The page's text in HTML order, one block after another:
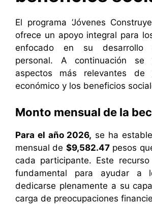
El programa ‘Jóvenes
ofrece un apoyo integral para
enfocado en su desarrollo
personal. A continuación se
aspectos más relevantes de
económico y los beneficios
Monto mensual de la
Para el año 2026, se ha
mensual de $9,582.47pesos
cada participante. Este
fundamental para ayudar a
dedicarse plenamente a su
carga de preocupaciones